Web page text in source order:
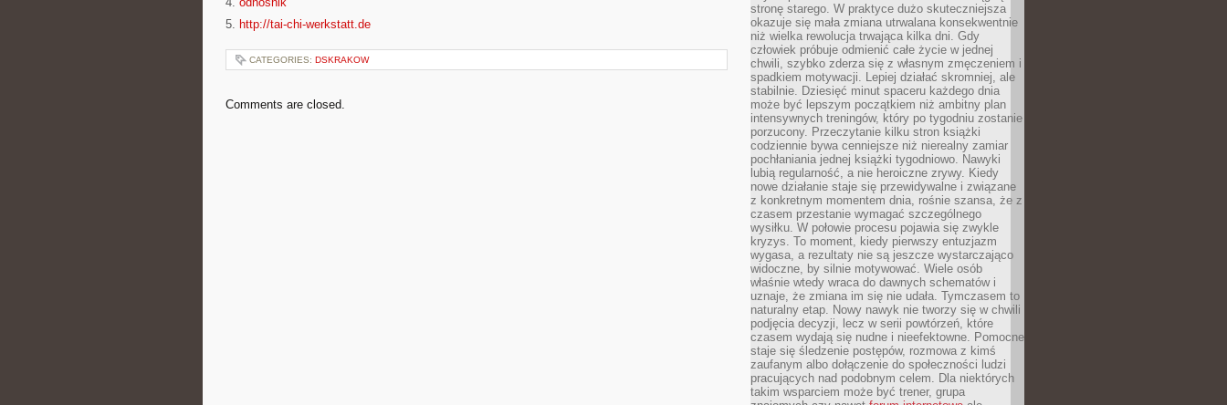
5. http://tai-chi-werkstatt.de
CATEGORIES: DSKRAKOW
Comments are closed.
stronę starego. W praktyce dużo skuteczniejsza
okazuje się mała zmiana utrwalana konsekwentnie
niż wielka rewolucja trwająca kilka dni. Gdy
człowiek próbuje odmienić całe życie w jednej
chwili, szybko zderza się z własnym zmęczeniem i
spadkiem motywacji. Lepiej działać skromniej, ale
stabilnie. Dziesięć minut spaceru każdego dnia
może być lepszym początkiem niż ambitny plan
intensywnych treningów, który po tygodniu zostanie
porzucony. Przeczytanie kilku stron książki
codziennie bywa cenniejsze niż nierealny zamiar
pochłaniania jednej książki tygodniowo. Nawyki
lubią regularność, a nie heroiczne zrywy. Kiedy
nowe działanie staje się przewidywalne i związane
z konkretnym momentem dnia, rośnie szansa, że z
czasem przestanie wymagać szczególnego
wysiłku. W połowie procesu pojawia się zwykle
kryzys. To moment, kiedy pierwszy entuzjazm
wygasa, a rezultaty nie są jeszcze wystarczająco
widoczne, by silnie motywować. Wiele osób
właśnie wtedy wraca do dawnych schematów i
uznaje, że zmiana im się nie udała. Tymczasem to
naturalny etap. Nowy nawyk nie tworzy się w chwili
podjęcia decyzji, lecz w serii powtórzeń, które
czasem wydają się nudne i nieefektowne. Pomocne
staje się śledzenie postępów, rozmowa z kimś
zaufanym albo dołączenie do społeczności ludzi
pracujących nad podobnym celem. Dla niektórych
takim wsparciem może być trener, grupa